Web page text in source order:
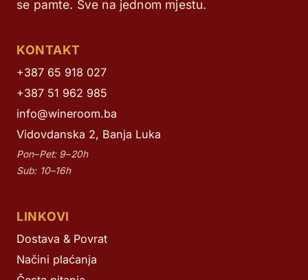
se pamte. Sve na jednom mjestu.
KONTAKT
+387 65 918 027
+387 51 962 985
info@wineroom.ba
Vidovdanska 2, Banja Luka
Pon–Pet: 9–20h
Sub: 10–16h
LINKOVI
Dostava & Povrat
Načini plaćanja